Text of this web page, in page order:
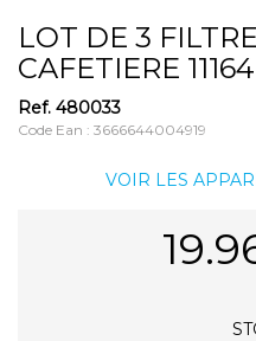
LOT DE 3
CAFETIERE
Ref. 480033
Code Ean : 3666644004919
VOIR LES